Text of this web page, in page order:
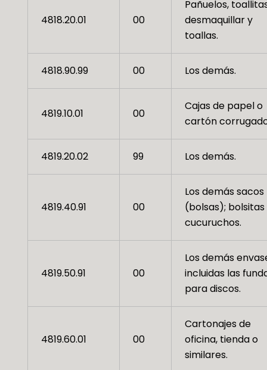
4818.20.01 00
Pañuelos,
desmaquillar y
toallas.
4818.90.99 00 Los demás.
4819.10.01 00
Cajas de papel o
cartón
4819.20.02 99 Los demás.
4819.40.91 00
Los demás sacos
(bolsas); bolsitas
cucuruchos.
4819.50.91 00
Los demás
incluidas las
para discos.
4819.60.01 00
Cartonajes de
oficina, tienda o
similares.